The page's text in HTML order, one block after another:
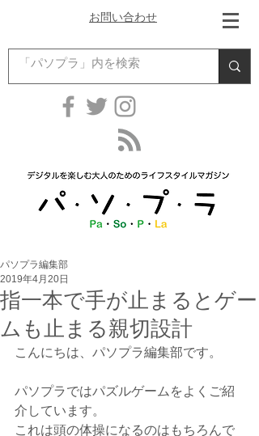
お問い合わせ
指一本で手が止まるとゲー
ムも止まる親切設計
パソプラ編集部
2019年4月20日
こんにちは、パソプラ編集部です。
パソプラではパズルゲームをよくご紹
介しています。
これは頭の体操になるのはもちろんで